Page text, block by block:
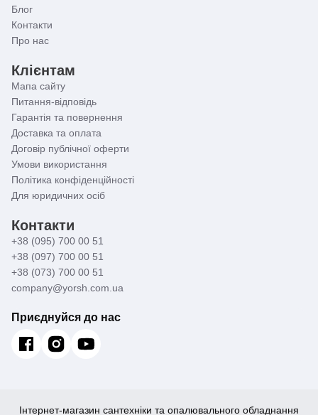
Блог
Контакти
Про нас
Клієнтам
Мапа сайту
Питання-відповідь
Гарантія та повернення
Доставка та оплата
Договір публічної оферти
Умови використання
Політика конфіденційності
Для юридичних осіб
Контакти
+38 (095) 700 00 51
+38 (097) 700 00 51
+38 (073) 700 00 51
company@yorsh.com.ua
Приєднуйся до нас
Інтернет-магазин сантехніки та опалювального обладнання